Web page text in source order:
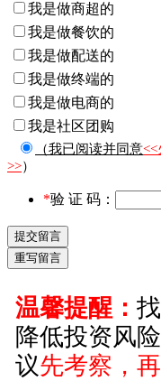
我是做商超的
我是做餐饮的
我是做配送的
我是做终端的
我是做电商的
我是社区团购
（我已阅读并同意<<
>>）
*验 证 码：
温馨提醒：
降低投资风
议先考察，再